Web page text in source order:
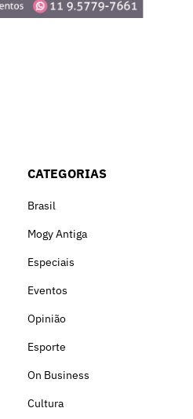
CATEGORIAS
Brasil
Mogy Antiga
Especiais
Eventos
Opinião
Esporte
On Business
Cultura